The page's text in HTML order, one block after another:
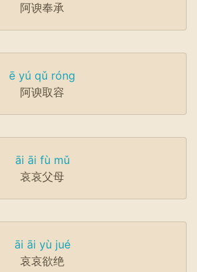
阿谀奉承
ē yú qǔ róng
阿谀取容
āi āi fù mǔ
哀哀父母
āi āi yù jué
哀哀欲绝